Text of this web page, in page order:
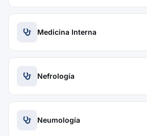
Medicina Interna
Nefrología
Neumología